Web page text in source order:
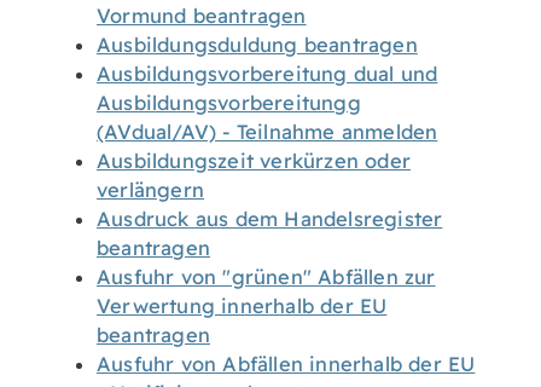
Vormund beantragen
Ausbildungsduldung beantragen
Ausbildungsvorbereitung dual und
Ausbildungsvorbereitungg
(AVdual/AV) - Teilnahme anmelden
Ausbildungszeit verkürzen oder
verlängern
Ausdruck aus dem Handelsregister
beantragen
Ausfuhr von "grünen" Abfällen zur
Verwertung innerhalb der EU
beantragen
Ausfuhr von Abfällen innerhalb der EU